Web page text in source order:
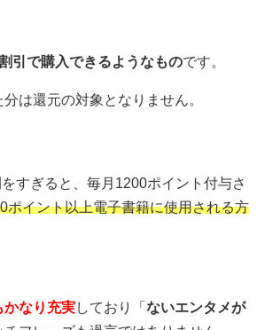
引で購入できるようなものです。
は還元の対象となりません。
すぎると、毎月1200ポイント付与さ
ポイント以上電子書籍に使用される方
かなり充実しており「 ないエンタメが